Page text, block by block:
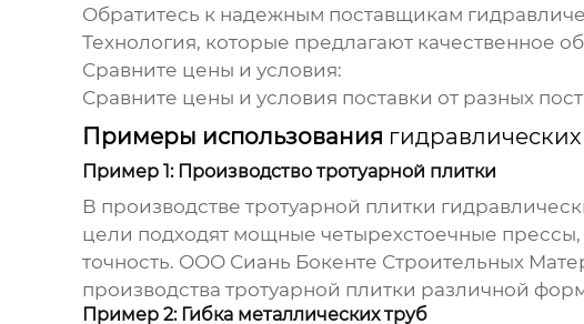
Обратитесь к надежным поставщикам
Технология, которые предлагают качественное
Сравните цены и условия:
Сравните цены и условия поставки от разных
Примеры использования
Пример 1: Производство тротуарной плитки
В производстве тротуарной плитки
цели подходят мощные четырехстоечные
точность. ООО Сиань Бокенте Строительных
производства тротуарной плитки различной
Пример 2: Гибка металлических труб